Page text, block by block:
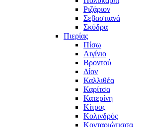
Ριζάριον
Σεβαστιανά
Σκύδρα
Πιερίας
Πίσω
Αιγίνιο
Βροντού
Δίον
Καλλιθέα
Καρίτσα
Κατερίνη
Κίτρος
Κολινδρός
Κονταριώτισσα